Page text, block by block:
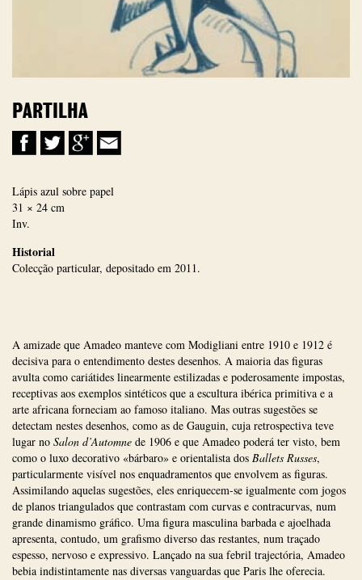
PARTILHA
Lápis azul sobre papel
31 × 24 cm
Inv.
Historial
Colecção particular, depositado em 2011.
A amizade que Amadeo manteve com Modigliani entre 1910 e 1912 é
decisiva para o entendimento destes desenhos. A maioria das figuras
avulta como cariátides linearmente estilizadas e poderosamente impostas,
receptivas aos exemplos sintéticos que a escultura ibérica primitiva e a
arte africana forneciam ao famoso italiano. Mas outras sugestões se
detectam nestes desenhos, como as de Gauguin, cuja retrospectiva teve
lugar no Salon d’Automne de 1906 e que Amadeo poderá ter visto, bem
como o luxo decorativo «bárbaro» e orientalista dos Ballets Russes,
particularmente visível nos enquadramentos que envolvem as figuras.
Assimilando aquelas sugestões, eles enriquecem-se igualmente com jogos
de planos triangulados que contrastam com curvas e contracurvas, num
grande dinamismo gráfico. Uma figura masculina barbada e ajoelhada
apresenta, contudo, um grafismo diverso das restantes, num traçado
espesso, nervoso e expressivo. Lançado na sua febril trajectória, Amadeo
bebia indistintamente nas diversas vanguardas que Paris lhe oferecia.